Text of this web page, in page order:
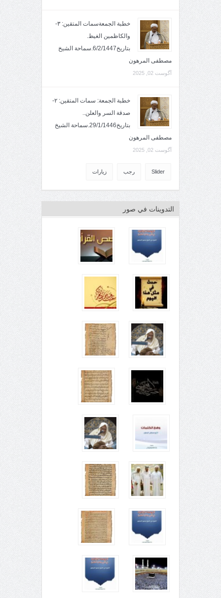
خطبة الجمعةسمات المتقين: ٣-
والكاظمين الغيظ.
بتاريخ6/2/1447.سماحة الشيخ
مصطفى المرهون
آگوست 02, 2025
خطبة الجمعة: سمات المتقين: ٢-
صدقة السر والعلن..
بتاريخ29/1/1446.سماحة الشيخ
مصطفى المرهون
آگوست 02, 2025
Slider رجب زيارات
التدوينات في صور